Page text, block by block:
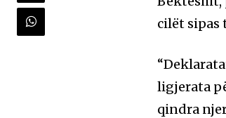
cilët sipas
ligjerata
qindra